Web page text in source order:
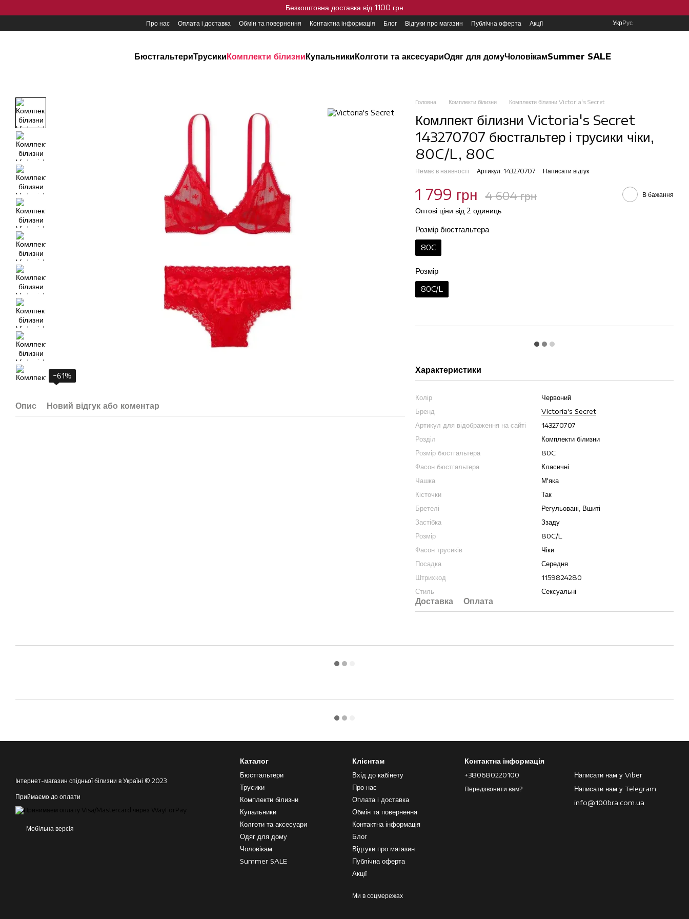
Безкоштовна доставка від 1100 грн
Про нас Оплата і доставка Обмін та повернення Контактна інформація Блог Відгуки про магазин Публічна оферта Акції УкрРус
БюстгальтериТрусикиКомплекти білизниКупальникиКолготи та аксесуариОдяг для домуЧоловікамSummer SALE
−61%
Опис Новий відгук або коментар
Головна Комплекти білизни Комплекти білизни Victoria's Secret
Комлпект білизни Victoria's Secret
143270707 бюстгальтер і трусики чіки,
80C/L, 80C
Немає в наявності Артикул: 143270707 Написати відгук
1 799 грн 4 604 грн В бажання
Оптові ціни від 2 одиниць
Розмір бюстгальтера
80C
Розмір
80C/L
Характеристики
Колір
Червоний
Бренд
Victoria's Secret
Артикул для відображення на сайті
143270707
Розділ
Комплекти білизни
Розмір бюстгальтера
80C
Фасон бюстгальтера
Класичні
Чашка
М'яка
Кісточки
Так
Бретелі
Регульовані, Вшиті
Застібка
Ззаду
Розмір
80C/L
Фасон трусиків
Чіки
Посадка
Середня
Штрихкод
1159824280
Стиль
Сексуальні
Доставка Оплата
Інтернет-магазин спідньої білизни в Україні © 2023
Приймаємо до оплати
Мобільна версія
Каталог
Бюстгальтери
Трусики
Комплекти білизни
Купальники
Колготи та аксесуари
Одяг для дому
Чоловікам
Summer SALE
Клієнтам
Вхід до кабінету
Про нас
Оплата і доставка
Обмін та повернення
Контактна інформація
Блог
Відгуки про магазин
Публічна оферта
Акції
Ми в соцмережах
Контактна інформація
+380680220100
Передзвонити вам?
Написати нам у Viber
Написати нам у Telegram
info@100bra.com.ua